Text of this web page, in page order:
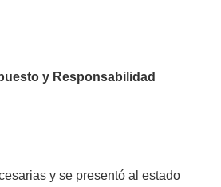
y Responsabilidad
y se presentó al estado